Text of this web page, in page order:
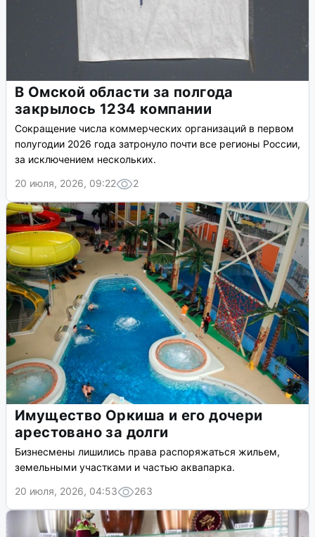
В Омской области за полгода
закрылось 1234 компании
Сокращение числа коммерческих организаций в первом
полугодии 2026 года затронуло почти все регионы России,
за исключением нескольких.
20 июля, 2026, 09:22
2
Имущество Оркиша и его дочери
арестовано за долги
Бизнесмены лишились права распоряжаться жильем,
земельными участками и частью аквапарка.
20 июля, 2026, 04:53
263